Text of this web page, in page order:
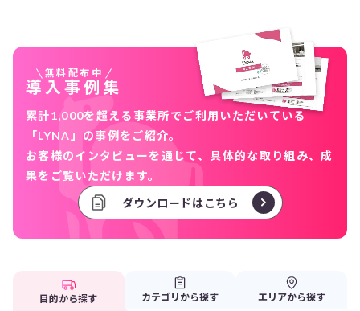
無料配布中
導入事例集
累計1,000を超える事業所でご利用いただいている
「LYNA」の事例をご紹介。
お客様のインタビューを通じて、具体的な取り組み、成
果をご覧いただけます。
ダウンロードはこちら
目的から探す カテゴリから探す エリアから探す